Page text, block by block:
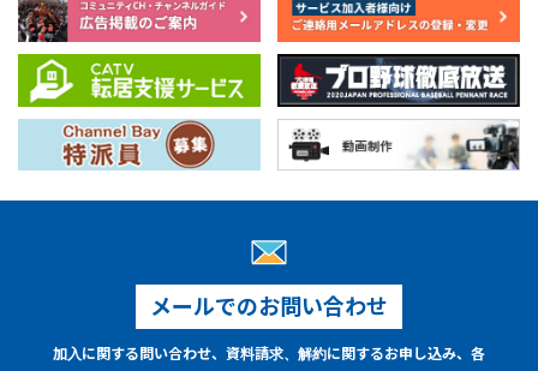
メールでのお問い合わせ
加入に関する問い合わせ、資料請求、解約に関するお申し込み、各